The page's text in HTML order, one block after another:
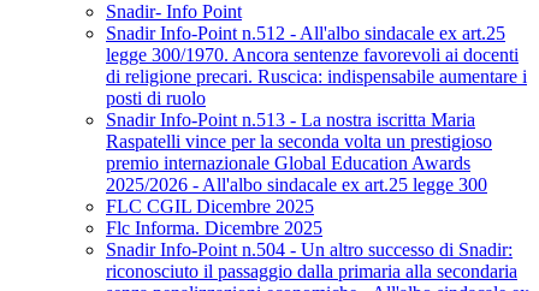
Snadir- Info Point
Snadir Info-Point n.512 - All'albo sindacale ex art.25
legge 300/1970. Ancora sentenze favorevoli ai docenti
di religione precari. Ruscica: indispensabile aumentare i
posti di ruolo
Snadir Info-Point n.513 - La nostra iscritta Maria
Raspatelli vince per la seconda volta un prestigioso
premio internazionale Global Education Awards
2025/2026 - All'albo sindacale ex art.25 legge 300
FLC CGIL Dicembre 2025
Flc Informa. Dicembre 2025
Snadir Info-Point n.504 - Un altro successo di Snadir:
riconosciuto il passaggio dalla primaria alla secondaria